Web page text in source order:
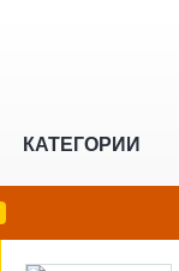
КАТЕГОРИИ